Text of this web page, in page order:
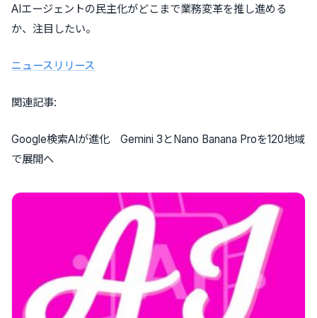
AIエージェントの民主化がどこまで業務変革を推し進める
か、注目したい。
ニュースリリース
関連記事:
Google検索AIが進化 Gemini 3とNano Banana Proを120地域
で展開へ